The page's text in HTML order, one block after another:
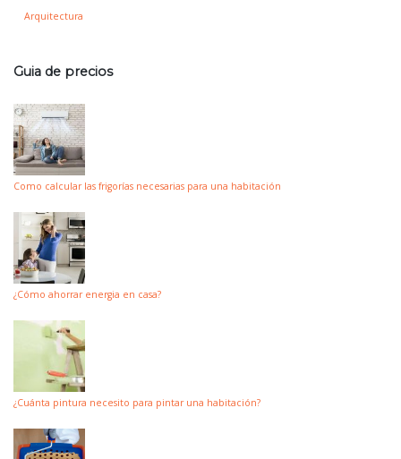
Arquitectura
Guia de precios
Como calcular las frigorías necesarias para una habitación
¿Cómo ahorrar energia en casa?
¿Cuánta pintura necesito para pintar una habitación?